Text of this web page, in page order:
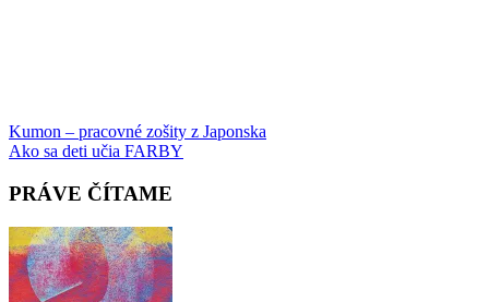
Post
navigation
Kumon – pracovné zošity z Japonska
Ako sa deti učia FARBY
PRÁVE ČÍTAME